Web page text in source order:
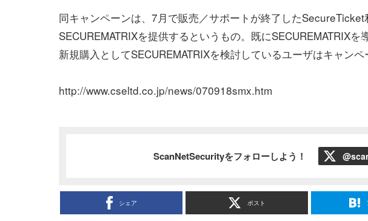
同キャンペーンは、7月で販売／サポートが終了した
SECUREMATRIXを提供するというもの。既にSECUREMATRIX
新規購入としてSECUREMATRIXを検討しているユーザはキャンペ
http://www.cseltd.co.jp/news/070918smx.htm
ScanNetSecurityをフォローしよう！
シェア ポスト